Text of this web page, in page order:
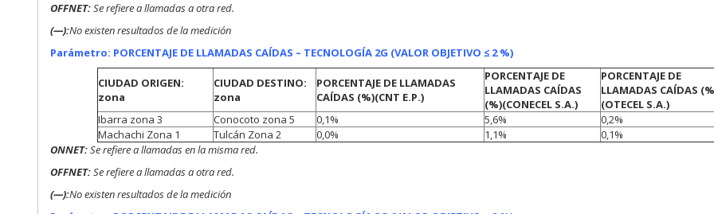
OFFNET:Se refiere a llamadas a otra red.
(—):No existen resultados de la medición
Parámetro: PORCENTAJE DE LLAMADAS CAÍDAS – TECNOLOGÍA 2G (VALOR OBJETIVO ≤ 2 %)
CIUDAD ORIGEN:
zona
CIUDAD DESTINO:
zona
PORCENTAJE DE LLAMADAS
CAÍDAS (%)(CNT E.P.)
PORCENTAJE DE
LLAMADAS CAÍDAS
(%)(CONECEL S.A.)
PORCENTAJE DE
LLAMADAS CAÍDAS
(OTECEL S.A.)
Ibarra zona 3
Conocoto zona 5 0,1% 5,6%
0,2%
Machachi Zona 1
Tulcán Zona 2 0,0% 1,1%
0,1%
ONNET:Se refiere allamadas en la misma red.
OFFNET:Se refiere a llamadas a otra red.
(—):No existen resultados de la medición